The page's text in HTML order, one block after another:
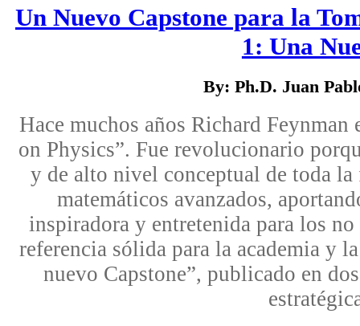
Un Nuevo Capstone para la
1: Una
By: Ph.D. Juan
Hace muchos años Richard Feynman
on Physics”. Fue revolucionario
y de alto nivel conceptual de toda
matemáticos avanzados,
inspiradora y entretenida para los
referencia sólida para la academia y
nuevo Capstone”, publicado en